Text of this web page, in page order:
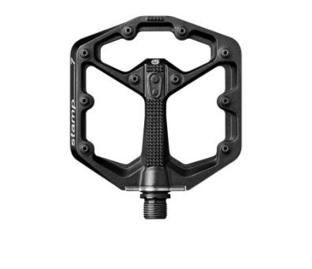
MÚLTIPLES
VARIANTES.
OPCIONES
SE
PUEDEN
ELEGIR
EN
LA
PÁGINA
DE